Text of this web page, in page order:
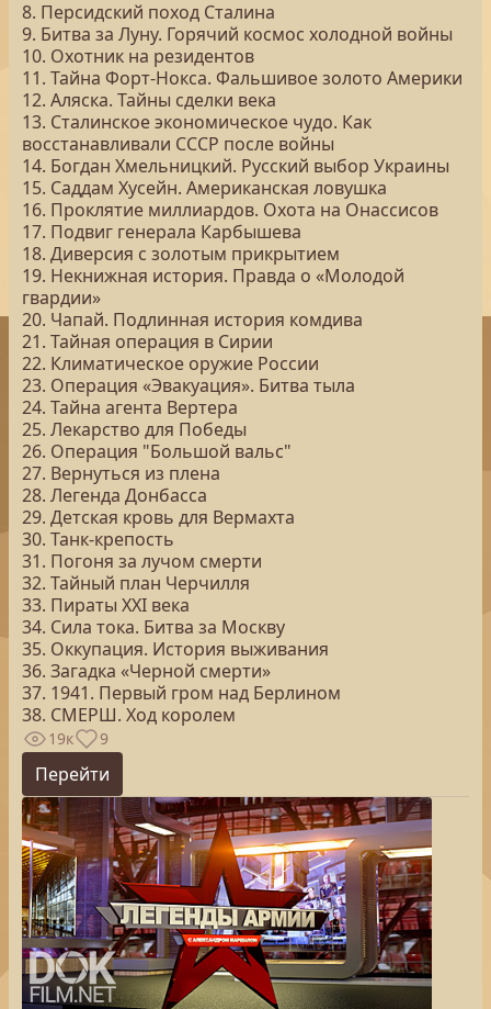
8. Персидский поход Сталина
9. Битва за Луну. Горячий космос холодной войны
10. Охотник на резидентов
11. Тайна Форт-Нокса. Фальшивое золото Америки
12. Аляска. Тайны сделки века
13. Сталинское экономическое чудо. Как
восстанавливали СССР после войны
14. Богдан Хмельницкий. Русский выбор Украины
15. Саддам Хусейн. Американская ловушка
16. Проклятие миллиардов. Охота на Онассисов
17. Подвиг генерала Карбышева
18. Диверсия с золотым прикрытием
19. Некнижная история. Правда о «Молодой
гвардии»
20. Чапай. Подлинная история комдива
21. Тайная операция в Сирии
22. Климатическое оружие России
23. Операция «Эвакуация». Битва тыла
24. Тайна агента Вертера
25. Лекарство для Победы
26. Операция "Большой вальс"
27. Вернуться из плена
28. Легенда Донбасса
29. Детская кровь для Вермахта
30. Танк-крепость
31. Погоня за лучом смерти
32. Тайный план Черчилля
33. Пираты ХХI века
34. Сила тока. Битва за Москву
35. Оккупация. История выживания
36. Загадка «Черной смерти»
37. 1941. Первый гром над Берлином
38. СМЕРШ. Ход королем
19к 9
Перейти